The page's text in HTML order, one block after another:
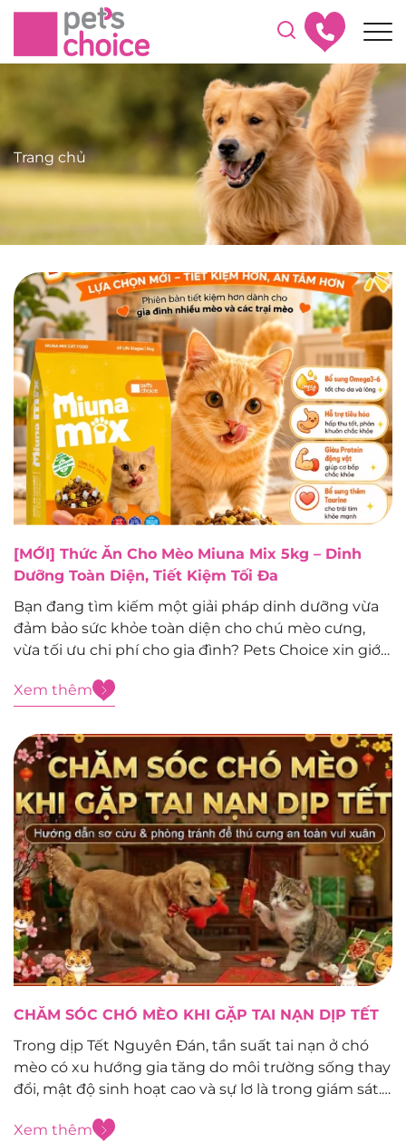
Trang chủ
[MỚI] Thức Ăn Cho Mèo Miuna Mix 5kg – Dinh
Dưỡng Toàn Diện, Tiết Kiệm Tối Đa
Bạn đang tìm kiếm một giải pháp dinh dưỡng vừa
đảm bảo sức khỏe toàn diện cho chú mèo cưng,
vừa tối ưu chi phí cho gia đình? Pets Choice xin giới
cho mèo Miuna Mix 5kg – dòng...
Xem thêm
CHĂM SÓC CHÓ MÈO KHI GẶP TAI NẠN DỊP TẾT
Trong dịp Tết Nguyên Đán, tần suất tai nạn ở chó
mèo có xu hướng gia tăng do môi trường sống thay
đổi, mật độ sinh hoạt cao và sự lơ là trong giám sát.
đóng vai trò...
Xem thêm